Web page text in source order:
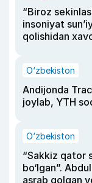
“Biroz
insoniyat
qolishidan
O‘zbekiston
Andijonda
joylab, YTH
O‘zbekiston
“Sakkiz qator
bo‘lgan”.
asrab qolgan